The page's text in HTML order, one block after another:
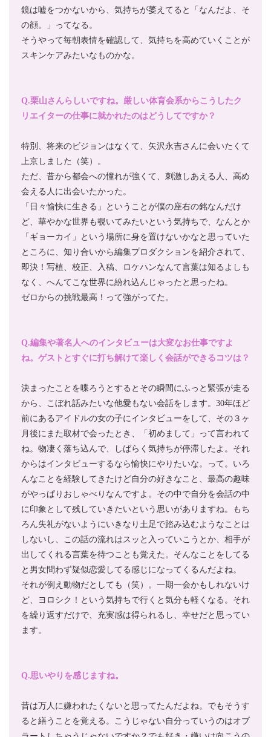
鏡は嘘をつかないから、気持ちが萎えてると「なんだよ、そ
の顔。」ってなる。
そうやって毎朝表情を確認して、気持ちを高めていくことが
スキンケアみたいなものかな。
Q.栗山さんらしいですね。厳しい体育会系からこうしたク
リエイターの仕事に就かれたのはどうしてですか？
特別、将来のビジョンはなくて、矢沢永吉さんに会いたくて
上京しました（笑）。
ただ、昔から都会への憧れが強くて、刺激しあえる人、高め
会える人に出会いたかった。
「日々愉快に生きる」ということが僕の座右の銘なんだけ
ど、華やかな世界も覗いてみたいという気持ちで、なんとか
「ギョーカイ」という場所に身を置けないかなと思っていた
ところに、知り合いから編集プロダクションを紹介されて、
即決！写植、校正、入稿、ロケハンなんて言葉は知るよしも
なく、へんてこな世界に紛れ込んじゃったと思ったね。
ゼロからの挑戦最高！って強がってた。
Q.編集や著名人へのインタビューは大変なお仕事ですよ
ね。ゲストとすぐに打ち解けて楽しく会話ができるコツは？
決まったことを喋ろうとするとその瞬間にふっと緊張が走る
から、こぼれ話みたいな他愛もない会話をします。30年ほど
前にあるアイドルの女の子にインタビューをして、その３ヶ
月後にまた取材で会ったとき、「初めまして」って言われて
ね。物凄く落ち込んで、しばらく気持ちが停滞したよ。それ
からはインタビューするなら愉快にやりたいな。って。いろ
んなことを経験してきたけど自分の好きなこと、最高の趣味
がやっぱりおしゃべりなんですよ。その中で自分を会話の中
に印象として残していきたいという思いがありますね。もち
ろん失礼がないようにいきなり土足で踏み込むようなことは
しないし、この話の流れはスッと入っていこうとか、相手が
出してくれる言葉を待つことも覚えた。そんなことをしてる
と男女問わず疑似恋愛してる感じになってくるんだよね。
それが例え動物だとしても（笑）。一期一会かもしれないけ
ど、ヨロシク！という気持ちで行くと気分も軽くなる。それ
を繰り返すだけで、充実感は得られるし、幸せだと思ってい
ます。
Q.思いやりを感じますね。
昔は万人に嫌われたくないと思ってたんだよね。でもそうす
ると繕うことを覚える。こうじゃない自分っていうのはオブ